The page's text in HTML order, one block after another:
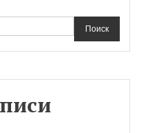
Поиск